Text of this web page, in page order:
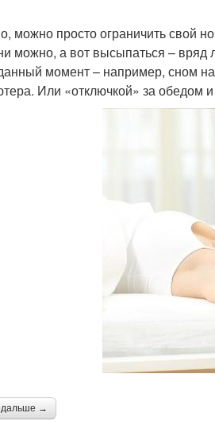
можно просто ограничить свой
можно, а вот высыпаться – вряд
момент – например, сном
Или «отключкой» за обедом
дальше →